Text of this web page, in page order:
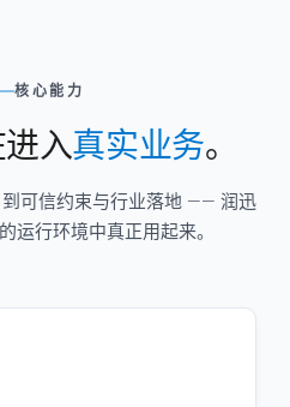
核心能力
入真实业务。
可信约束与行业落地 —— 润迅
运行环境中真正用起来。